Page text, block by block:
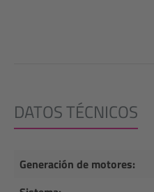
DATOS TÉCNICOS
Generación de motores: